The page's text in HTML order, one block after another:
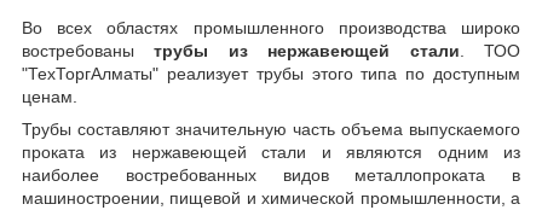
Во всех областях промышленного производства широко
востребованытрубы из нержавеющей стали. ТОО
"ТехТоргАлматы" реализует трубы этого типа по доступным
ценам.
Трубы составляют значительную часть объема выпускаемого
проката из нержавеющей стали и являются одним из
наиболее востребованных видов металлопроката в
машиностроении, пищевой и химической промышленности, а